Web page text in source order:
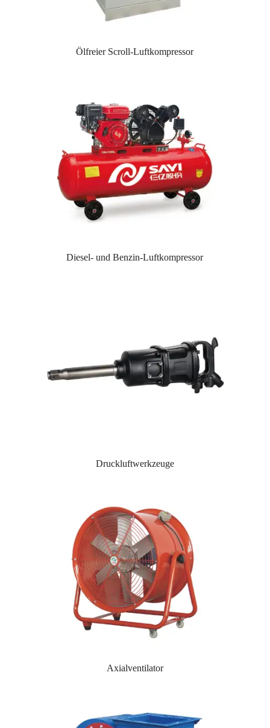
Ölfreier Scroll-Luftkompressor
Diesel- und Benzin-Luftkompressor
Druckluftwerkzeuge
Axialventilator